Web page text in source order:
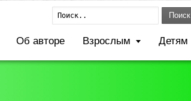
Поиск
Об авторе Взрослым Детям